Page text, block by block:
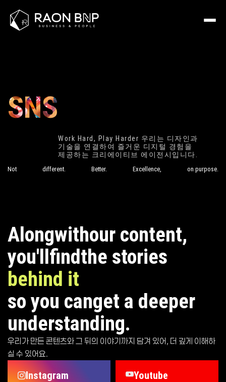
라온비엔피 SNS 채널 - Instagram, YouTube,
SNS
Work Hard, Play Harder 우리는 디자인과
기술을 연결하여 즐거운 디지털 경험을
제공하는 크리에이티브 에이전시입니다.
Not different. Better. Excellence, on purpose.
Alongwithour content,
you'll findthe stories
behind it
so you canget a deeper
understanding.
라온비엔피 SNS 채널 - Instagram, YouTube, Facebook,
우리가 만든 콘텐츠와 그 뒤의 이야기까지 담겨 있어, 더 깊게 이해하
실 수 있어요.
Instagram Youtube